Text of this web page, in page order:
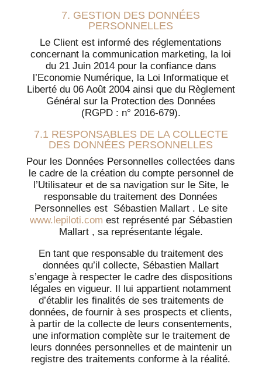
7. GESTION DES DONNÉES
PERSONNELLES
Le Client est informé des réglementations
concernant la communication marketing, la loi
du 21 Juin 2014 pour la confiance dans
l’Economie Numérique, la Loi Informatique et
Liberté du 06 Août 2004 ainsi que du Règlement
Général sur la Protection des Données
(RGPD : n° 2016-679).
7.1 RESPONSABLES DE LA COLLECTE
DES DONNÉES PERSONNELLES
Pour les Données Personnelles collectées dans
le cadre de la création du compte personnel de
l’Utilisateur et de sa navigation sur le Site, le
responsable du traitement des Données
Personnelles est Sébastien Mallart . Le site
www.lepiloti.com est représenté par Sébastien
Mallart , sa représentante légale.
En tant que responsable du traitement des
données qu’il collecte, Sébastien Mallart
s’engage à respecter le cadre des dispositions
légales en vigueur. Il lui appartient notamment
d’établir les finalités de ses traitements de
données, de fournir à ses prospects et clients,
à partir de la collecte de leurs consentements,
une information complète sur le traitement de
leurs données personnelles et de maintenir un
registre des traitements conforme à la réalité.